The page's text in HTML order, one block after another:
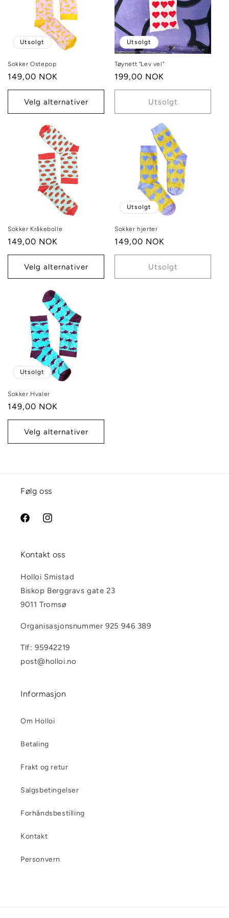
Utsolgt
Sokker Ostepop
Vanlig
pris
149,00 NOK
Velg alternativer
Utsolgt
Tøynett "Lev vel"
Vanlig
pris
199,00 NOK
Utsolgt
Sokker Kråkebolle
Vanlig
pris
149,00 NOK
Velg alternativer
Utsolgt
Sokker hjerter
Vanlig
pris
149,00 NOK
Utsolgt
Utsolgt
Sokker Hvaler
Vanlig
pris
149,00 NOK
Velg alternativer
Følg oss
FacebookInstagram
Kontakt oss
Holloi Smistad
Biskop Berggravs gate 23
9011 Tromsø
Organisasjonsnummer 925 946 389
Tlf: 95942219
post@holloi.no
Informasjon
Om Holloi
Betaling
Frakt og retur
Salgsbetingelser
Forhåndsbestilling
Kontakt
Personvern